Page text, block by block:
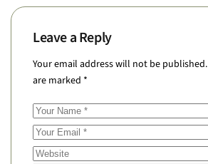
Leave a Reply
Your email address will not be published.
are marked *